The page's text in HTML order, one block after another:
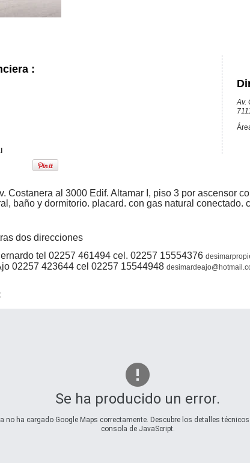
Av.
:
Costanera al 3000 Edif. Altamar I, piso 3 por ascensor
baño y dormitorio. placard. con gas natural conectado.
dos direcciones
tel 02257 461494 cel. 02257 15554376
02257 423644 cel 02257 15544948
Se ha producido un error.
no ha cargado Google Maps correctamente. Descubre los detalles
consola de JavaScript.